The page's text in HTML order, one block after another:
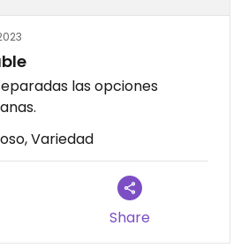
las opciones
Variedad
Share